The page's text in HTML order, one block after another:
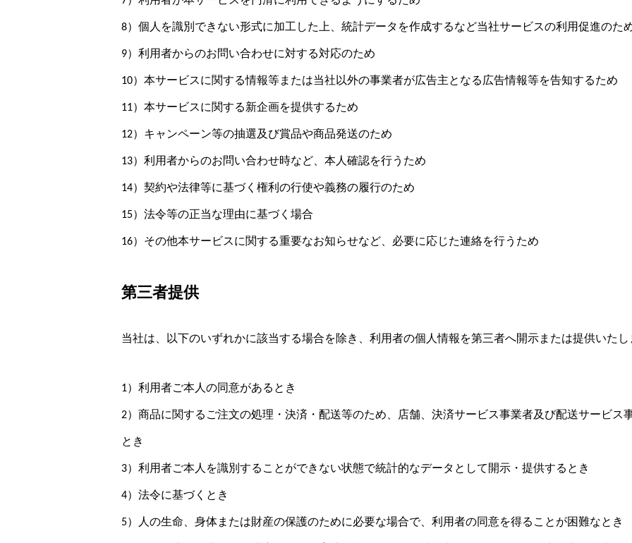
8）個人を識別できない形式に加工した上、統計データを作成するなど当社サービスの利用促進のた
9）利用者からのお問い合わせに対する対応のため
10）本サービスに関する情報等または当社以外の事業者が広告主となる広告情報等を告知するため
11）本サービスに関する新企画を提供するため
12）キャンペーン等の抽選及び賞品や商品発送のため
13）利用者からのお問い合わせ時など、本人確認を行うため
14）契約や法律等に基づく権利の行使や義務の履行のため
15）法令等の正当な理由に基づく場合
16）その他本サービスに関する重要なお知らせなど、必要に応じた連絡を行うため
第三者提供
当社は、以下のいずれかに該当する場合を除き、利用者の個人情報を第三者へ開示または提供いたし
1）利用者ご本人の同意があるとき
2）商品に関するご注文の処理・決済・配送等のため、店舗、決済サービス事業者及び配送サービス
とき
3）利用者ご本人を識別することができない状態で統計的なデータとして開示・提供するとき
4）法令に基づくとき
5）人の生命、身体または財産の保護のために必要な場合で、利用者の同意を得ることが困難なとき